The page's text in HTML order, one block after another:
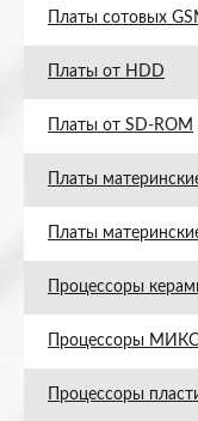
Платы сотовых
Платы от HDD
Платы от SD-ROM
Платы
Платы
Процессоры
Процессоры МИКС
Процессоры